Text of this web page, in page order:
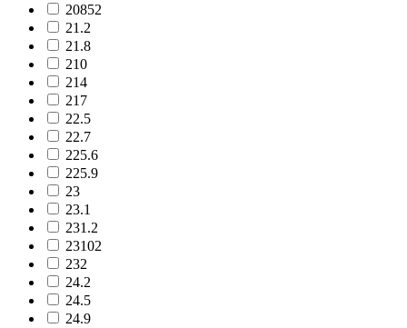
20852
21.2
21.8
210
214
217
22.5
22.7
225.6
225.9
23
23.1
231.2
23102
232
24.2
24.5
24.9